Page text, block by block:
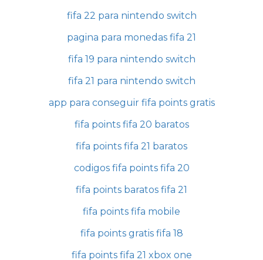
fifa 22 para nintendo switch
pagina para monedas fifa 21
fifa 19 para nintendo switch
fifa 21 para nintendo switch
app para conseguir fifa points gratis
fifa points fifa 20 baratos
fifa points fifa 21 baratos
codigos fifa points fifa 20
fifa points baratos fifa 21
fifa points fifa mobile
fifa points gratis fifa 18
fifa points fifa 21 xbox one